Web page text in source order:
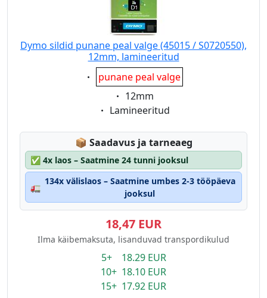
Dymo sildid punane peal valge (45015 / S0720550),
12mm, lamineeritud
Eigenschaft:
punane peal valge
Eigenschaft:
12mm
Eigenschaft:
Lamineeritud
📦 Lagerstatus:
Saadavus ja tarneaeg
✅ 4x laos – Saatmine 24 tunni jooksul
🚛
134x välislaos – Saatmine umbes 2-3 tööpäeva
jooksul
18,47 EUR
Ilma käibemaksuta, lisanduvad transpordikulud
5+ 18.29 EUR
10+ 18.10 EUR
15+ 17.92 EUR